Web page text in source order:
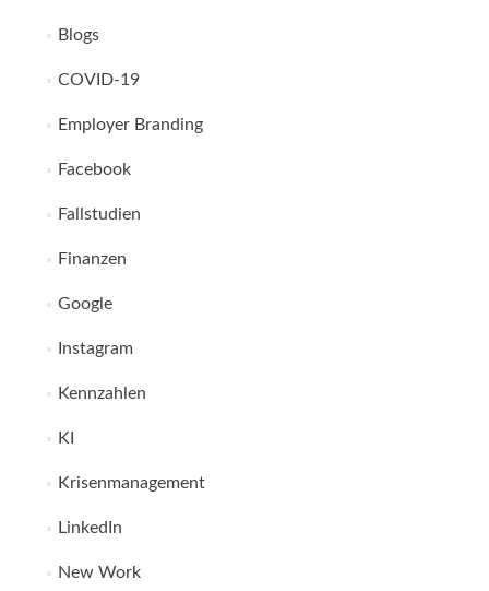
Blogs
COVID-19
Employer Branding
Facebook
Fallstudien
Finanzen
Google
Instagram
Kennzahlen
KI
Krisenmanagement
LinkedIn
New Work